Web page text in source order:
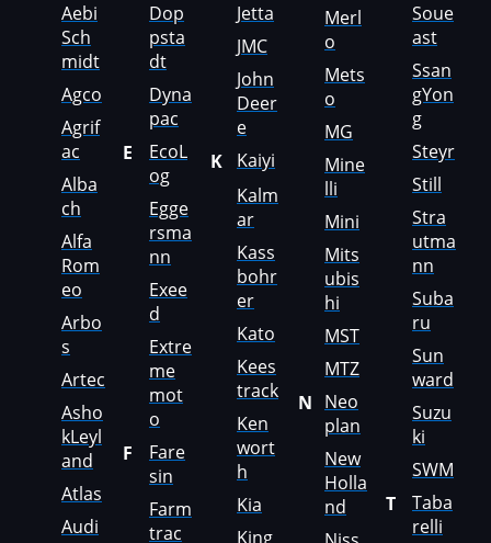
Hafei
Haima
Hamm
Hatz
Haval
Hidromek
Higer
Hino
Hitachi
Honda
Hongqi
Howo
Aebi
Sch
midt
Agco
Agrif
ac
Alba
ch
Alfa
Rom
eo
Arbo
s
Artec
Asho
kLeyl
and
Atlas
Audi
Dop
psta
dt
Dyna
pac
E
EcoL
og
Egge
rsma
nn
Exee
d
Extre
me
mot
o
F
Fare
sin
Farm
trac
Jetta
JMC
John
Deer
e
K
Kaiyi
Kalm
ar
Kass
bohr
er
Kato
Kees
track
Ken
wort
h
Kia
King
Merl
o
Mets
o
MG
Mine
lli
Mini
Mits
ubis
hi
MST
MTZ
N Neo
plan
New
Holla
nd
Soue
ast
Ssan
gYon
g
Steyr
Still
Stra
utma
nn
Suba
ru
Sun
ward
Suzu
ki
SWM
T
Taba
relli